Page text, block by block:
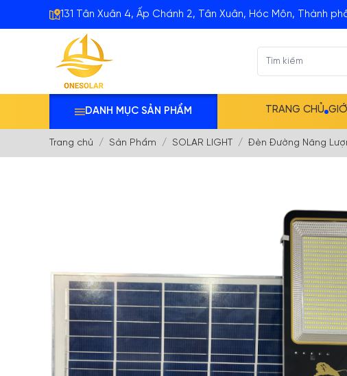
131 Tân Xuân 4, Ấp Chánh 2, Tân Xuân, Hóc Môn, Thành
DANH MỤC SẢN PHẨM TRANG CHỦ
Trang chủ Sản Phẩm SOLAR LIGHT Đèn Đường Năng